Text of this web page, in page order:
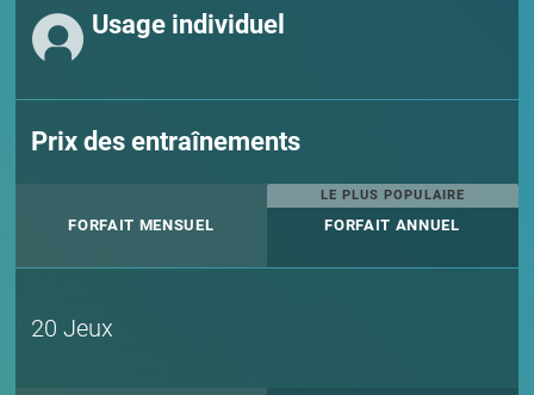
Usage individuel
Prix des entraînements
FORFAIT MENSUEL
LE PLUS POPULAIRE
FORFAIT ANNUEL
20 Jeux